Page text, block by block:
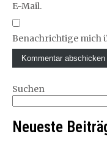
E-Mail.
Benachrichtige mich
Suchen
Neueste